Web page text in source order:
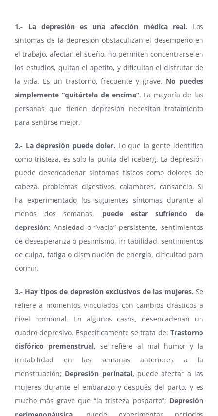
1.- La depresión es una afección médica real. Los
síntomas de la depresión obstaculizan el desempeño en
el trabajo, afectan el sueño, no permiten concentrarse en
los estudios, quitan el apetito, y dificultan el disfrutar de
la vida. Es un trastorno, frecuente y grave. No puedes
simplemente “quitártela de encima”. La mayoría de las
personas que tienen depresión necesitan tratamiento
para sentirse mejor.
2.- La depresión puede doler. Lo que la gente identifica
como tristeza, es solo la punta del iceberg. La depresión
puede desencadenar síntomas físicos como dolores de
cabeza, problemas digestivos, calambres, cansancio. Si
ha experimentado los siguientes síntomas durante al
menos dos semanas, puede estar sufriendo de
depresión: Ansiedad o “vacío” persistente, sentimientos
de desesperanza o pesimismo, irritabilidad, sentimientos
de culpa, fatiga o disminución de energía, dificultad para
dormir.
3.- Hay tipos de depresión exclusivos de las mujeres. Se
refiere a momentos vinculados con cambios drásticos a
nivel hormonal. En algunos casos, desencadenan un
cuadro depresivo. Específicamente se trata de: Trastorno
disfórico premenstrual, se refiere al mal humor y la
irritabilidad en las semanas anteriores a la
menstruación; Depresión perinatal, puede afectar a las
mujeres durante el embarazo y después del parto, y es
mucho más grave que “la tristeza posparto”; Depresión